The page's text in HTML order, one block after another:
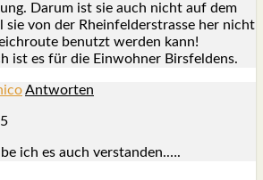
Dar­um ist sie auch nicht auf dem
sie von der Rhein­fel­d­er­stras­se her nicht
benutzt wer­den kann!
ist es für die Ein­woh­ner Birs­fel­dens.
Antworten
ich es auch ver­stan­den.….